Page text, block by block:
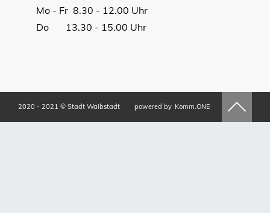
Mo - Fr 8.30 - 12.00 Uhr
Do 13.30 - 15.00 Uhr
2020 - 2021 © Stadt Waibstadt powered by Komm.ONE